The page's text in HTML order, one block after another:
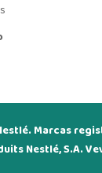
Marcas
Nestlé, S.A.